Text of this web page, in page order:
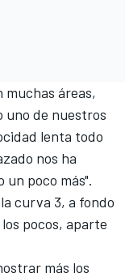
muchas áreas,
uno de nuestros
lenta todo
nos ha
un poco más".
curva 3, a fondo
pocos, aparte
más los